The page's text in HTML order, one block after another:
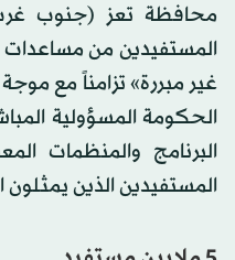
محافظة تعز (جنوب
المستفيدين من مساعدات
غير مبررة» تزامناً مع موجة
الحكومة المسؤولية
البرنامج والمنظمات
المستفيدين الذين يمثلون